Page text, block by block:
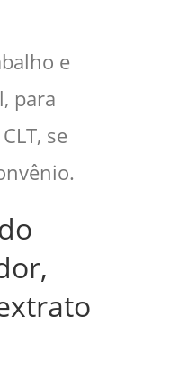
e
para
se